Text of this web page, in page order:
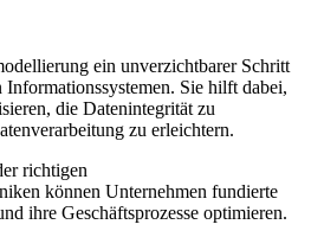
ein unverzichtbarer Schritt
Sie hilft dabei,
die Datenintegrität zu
zu erleichtern.
richtigen
können Unternehmen fundierte
ihre Geschäftsprozesse optimieren.